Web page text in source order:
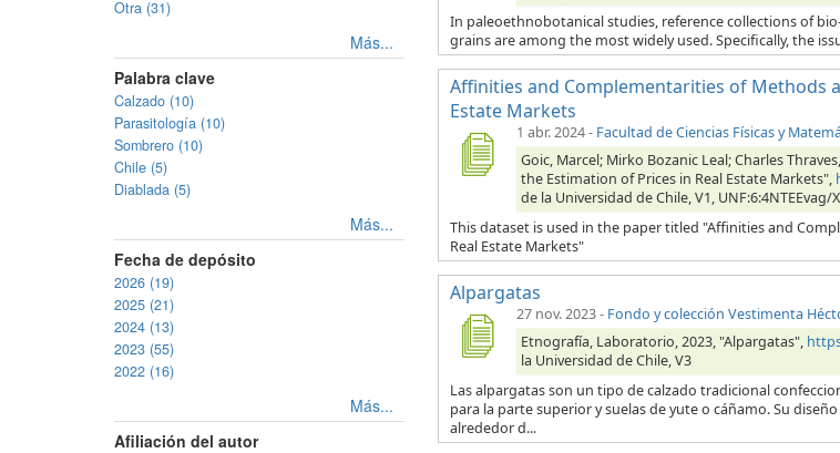
Otra (31)
Más...
Palabra clave
Calzado (10)
Parasitología (10)
Sombrero (10)
Chile (5)
Diablada (5)
Más...
Fecha de depósito
2026 (19)
2025 (21)
2024 (13)
2023 (55)
2022 (16)
Más...
Afiliación del autor
In paleoethnobotanical studies, reference collections of
grains are among the most widely used. Specifically, the
Affinities and Complementarities of Methods
Estate Markets
1 abr. 2024- Facultad de Ciencias Físicas y
Goic, Marcel; Mirko Bozanic Leal; Charles
the Estimation of Prices in Real Estate Markets",
de la Universidad de Chile, V1,
This dataset is used in the paper titled "Affinities and
Real Estate Markets"
Alpargatas
27 nov. 2023- Fondo y colección Vestimenta
Etnografía, Laboratorio, 2023, "Alpargatas",
la Universidad de Chile, V3
Las alpargatas son un tipo de calzado tradicional
para la parte superior y suelas de yute o cáñamo. Su
alrededor d...